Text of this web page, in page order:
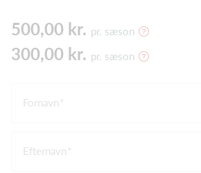
500,00 kr. pr. sæson
300,00 kr. pr. sæson
Fornavn
Efternavn